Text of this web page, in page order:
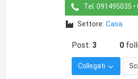
Tel. 091495035
Settore: Casa
Post: 3 0
Collegati